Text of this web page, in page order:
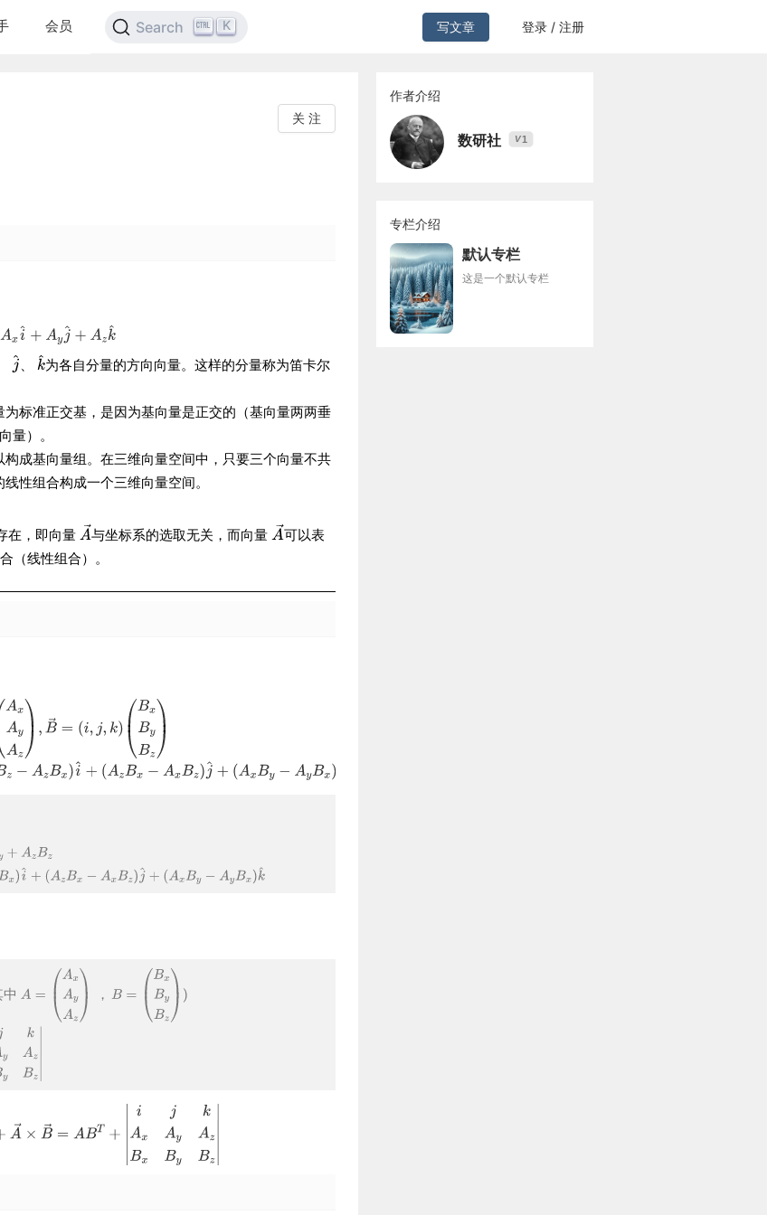
会员 Search K 写文章 登录 / 注册
关 注
为各自分量的方向向量。这样的分量称为笛卡尔
标准正交基，是因为基向量是正交的（基向量两两垂
量）。
成基向量组。在三维向量空间中，只要三个向量不共
性组合构成一个三维向量空间。
在，即向量 与坐标系的选取无关，而向量
可以表
（线性组合）。
中 ，
作者介绍
数研社 V1
专栏介绍
默认专栏
这是一个默认专栏